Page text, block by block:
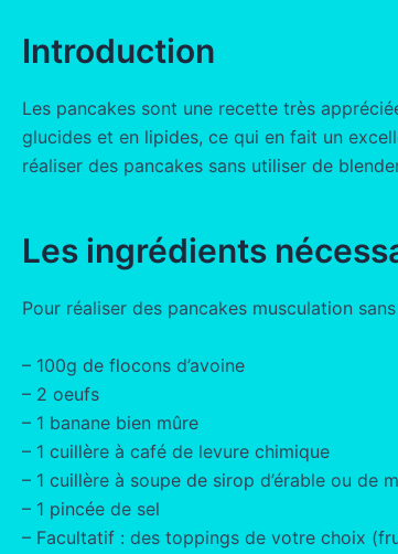
Introduction
Les pancakes sont une recette très
glucides et en lipides, ce qui en fait un
réaliser des pancakes sans utiliser de
Les ingrédients
Pour réaliser des pancakes musculation
– 100g de flocons d’avoine
– 2 oeufs
– 1 banane bien mûre
– 1 cuillère à café de levure chimique
– 1 cuillère à soupe de sirop d’érable ou de
– 1 pincée de sel
– Facultatif : des toppings de votre choix